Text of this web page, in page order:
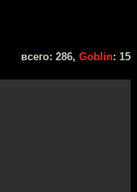
всего: 286, Goblin: 15